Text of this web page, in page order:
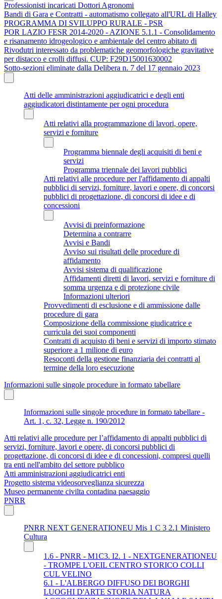
Professionisti incaricati Dottori Agronomi
Bandi di Gara e Contratti - automatismo collegato all'URL di Halley
PROGRAMMA DI SVILUPPO RURALE - PSR
POR LAZIO FESR 2014-2020 - AZIONE 5.1.1 - Consolidamento
e risanamento idrogeologico e ambientale del centro abitato di
Rivodutri interessato da problematiche geomorfologiche gravitative
per distacco e crolli diffusi. CUP: F29D15001630002
Sotto-sezioni eliminate dalla Delibera n. 7 del 17 gennaio 2023
Atti delle amministrazioni aggiudicatrici e degli enti
aggiudicatori distintamente per ogni procedura
Atti relativi alla programmazione di lavori, opere,
servizi e forniture
Programma biennale degli acquisiti di beni e
servizi
Programma triennale dei lavori pubblici
Atti relativi alle procedure per l'affidamento di appalti
pubblici di servizi, forniture, lavori e opere, di concorsi
pubblici di progettazione, di concorsi di idee e di
concessioni
Avvisi di preinformazione
Determina a contrarre
Avvisi e Bandi
Avviso sui risultati delle procedure di
affidamento
Avvisi sistema di qualificazione
Affidamenti diretti di lavori, servizi e forniture di
somma urgenza e di protezione civile
Informazioni ulteriori
Provvedimenti di esclusione e di ammissione dalle
procedure di gara
Composizione della commissione giudicatrice e
curricula dei suoi componenti
Contratti di acquisto di beni e servizi di importo stimato
superiore a 1 milione di euro
Resoconti della gestione finanziaria dei contratti al
termine della loro esecuzione
Informazioni sulle singole procedure in formato tabellare
Informazioni sulle singole procedure in formato tabellare -
Art. 1, c. 32, Legge n. 190/2012
Atti relativi alle procedure per l’affidamento di appalti pubblici di
servizi, forniture, lavori e opere, di concorsi pubblici di
progettazione, di concorsi di idee e di concessioni, compresi quelli
tra enti nell'ambito del settore pubblico
Atti amministrazioni aggiudicatrici enti
Progetto sistema videosorveglianza sicurezza
Museo permanente civilta contadina paesaggio
PNRR
PNRR NEXT GENERATIONEU Mis 1 C 3 2.1 Ministero
Cultura
1.6 - PNRR - M1C3. I2. 1 - NEXTGENERATIONEU
- TROMPE L'OEIL CENTRO STORICO COLLI
CUL VELINO
6.1 - L'ALBERGO DIFFUSO DEI BORGHI
LUOGHI D'ARTE STORIA NATURA